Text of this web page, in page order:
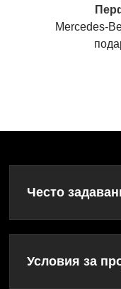
Mercedes-
Често
Условия за